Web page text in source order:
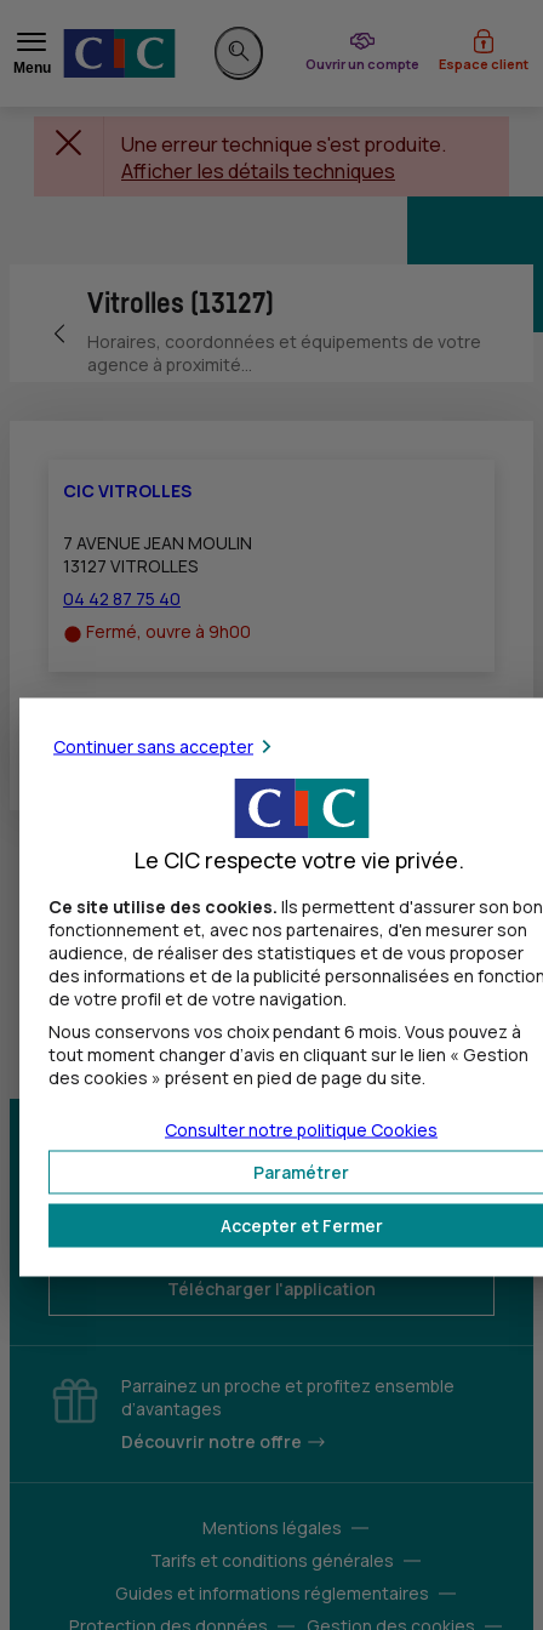
Menu
Rechercher sur le site
Ouvrir un compte
du CIC Espace client
Une erreur technique s'est produite.
Afficher les détails techniques
Retour vers la page précédente
Vitrolles (13127)
Horaires, coordonnées et équipements de votre
agence à proximité...
CIC VITROLLES
7 AVENUE JEAN MOULIN
13127 VITROLLES
04 42 87 75 40
Fermé, ouvre à 9h00
Toutes les localités
Centre d'aide Trouver une agence
Sourds et
Télécharger l'application
Parrainez un proche et profitez ensemble
d’avantages
Découvrir notre offre
Mentions légales
Tarifs et conditions générales
Guides et informations réglementaires
Continuer sans accepter
Le CIC respecte votre vie privée.
Ce site utilise des cookies. Ils permettent d'assurer son bon
fonctionnement et, avec nos partenaires, d'en mesurer son
audience, de réaliser des statistiques et de vous proposer
des informations et de la publicité personnalisées en
de votre profil et de votre navigation.
Nous conservons vos choix pendant 6 mois. Vous pouvez à
tout moment changer d’avis en cliquant sur le lien « Gestion
des cookies » présent en pied de page du site.
Accepter et Fermer
Paramétrer
Consulter notre politique Cookies